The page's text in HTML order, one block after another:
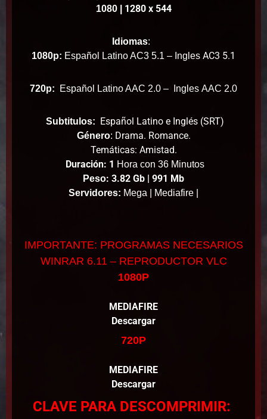
1080 | 1280 x 544
Idiomas:
1080p: Español Latino AC3 5.1 – Ingles AC3 5.1
720p: Español Latino AAC 2.0 – Ingles AAC 2.0
Subtitulos: Español Latino e Inglés (SRT)
Género: Drama. Romance.
Temáticas: Amistad.
Duración: 1 Hora con 36 Minutos
Peso: 3.82 Gb | 991 Mb
Servidores: Mega | Mediafire |
IMPORTANTE: PROGRAMAS NECESARIOS
WINRAR 6.11 – REPRODUCTOR VLC
1080P
MEDIAFIRE
Descargar
720P
MEDIAFIRE
Descargar
CLAVE PARA DESCOMPRIMIR: